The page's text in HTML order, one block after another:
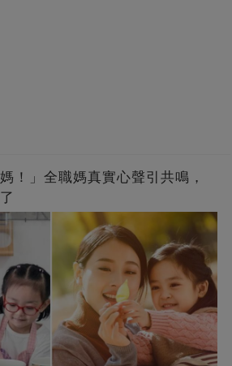
！」全職媽真實心聲引共鳴，